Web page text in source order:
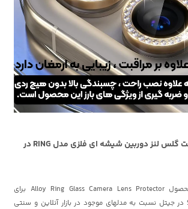
خرید اینترنتی و قیمت گلس لنز دوربین شیشه ای فلزی مدل RING در
شاید قیمت پایینتر محصول Alloy Ring Glass Camera Lens Protector برای
Samsung Galaxy A36 در جیتل نسبت به مدلهای موجود در بازار آنلاین و سنتی